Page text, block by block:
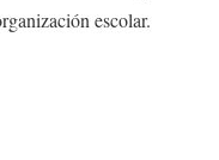
escolar.